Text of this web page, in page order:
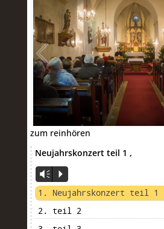
zum reinhören
Neujahrskonzert teil 1 ,
Vm P
1. Neujahrskonzert teil 1
2. teil 2